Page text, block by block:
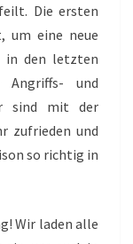
Die ersten
um eine neue
in den letzten
Angriffs- und
sind mit der
zufrieden und
so richtig in
Wir laden alle